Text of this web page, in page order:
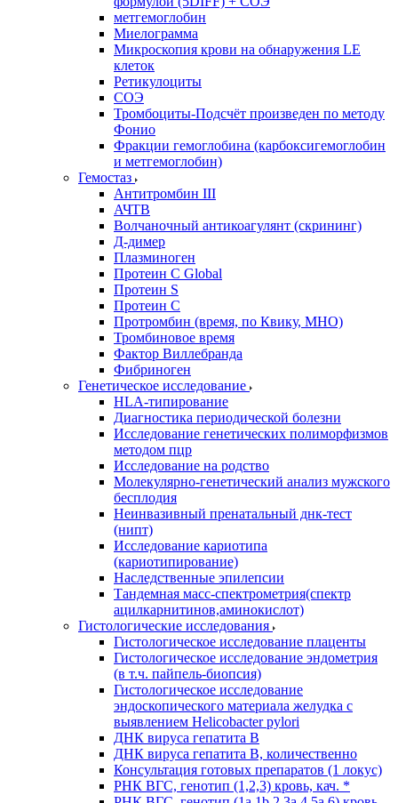
метгемоглобин
Миелограмма
Микроскопия крови на обнаружения LE
клеток
Ретикулоциты
СОЭ
Тромбоциты-Подсчёт произведен по методу
Фонио
Фракции гемоглобина (карбоксигемоглобин
и метгемоглобин)
Гемостаз
Антитромбин III
АЧТВ
Волчаночный антикоагулянт (скрининг)
Д-димер
Плазминоген
Протеин C Global
Протеин S
Протеин С
Протромбин (время, по Квику, МНО)
Тромбиновое время
Фактор Виллебранда
Фибриноген
Генетическое исследование
HLA-типирование
Диагностика периодической болезни
Исследование генетических полиморфизмов
методом пцр
Исследование на родство
Молекулярно-генетический анализ мужского
бесплодия
Неинвазивный пренатальный днк-тест
(нипт)
Исследование кариотипа
(кариотипирование)
Наследственные эпилепсии
Тандемная масс-спектрометрия(спектр
ацилкарнитинов,аминокислот)
Гистологические исследования
Гистологическое исследование плаценты
Гистологическое исследование эндометрия
(в т.ч. пайпель-биопсия)
Гистологическое исследование
эндоскопического материала желудка с
выявлением Helicobacter pylori
ДНК вируса гепатита B
ДНК вируса гепатита B, количественно
Консультация готовых препаратов (1 локус)
РНК ВГC, генотип (1,2,3) кровь, кач. *